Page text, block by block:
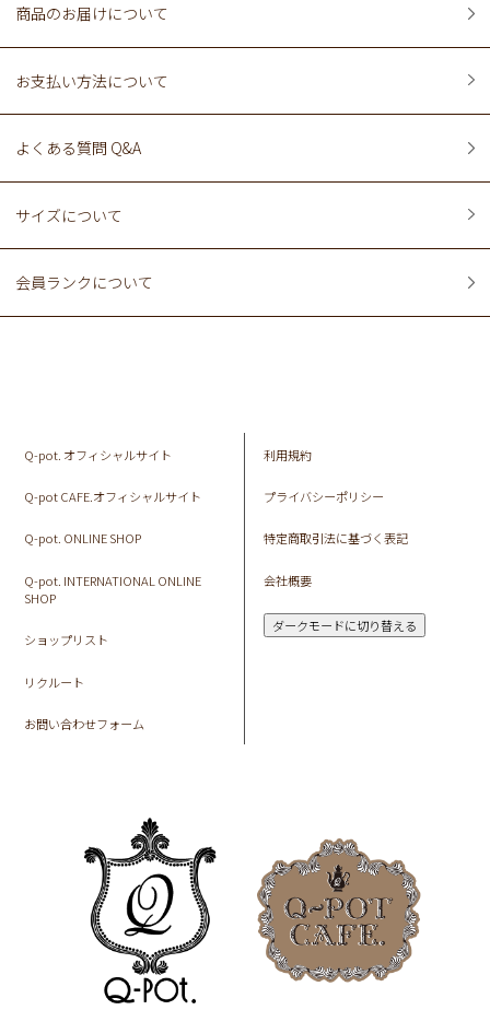
商品のお届けについて
お支払い方法について
よくある質問 Q&A
サイズについて
会員ランクについて
Q-pot. オフィシャルサイト
Q-pot CAFE.オフィシャルサイト
Q-pot. ONLINE SHOP
Q-pot. INTERNATIONAL ONLINE
SHOP
ショップリスト
リクルート
お問い合わせフォーム
利用規約
プライバシーポリシー
特定商取引法に基づく表記
会社概要
ダークモードに切り替える